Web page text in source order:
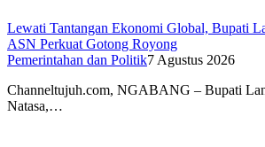
Lewati Tantangan Ekonomi Global, Bupati
ASN Perkuat Gotong Royong
Pemerintahan dan Politik7 Agustus 2026
Channeltujuh.com, NGABANG – Bupati
Natasa,…